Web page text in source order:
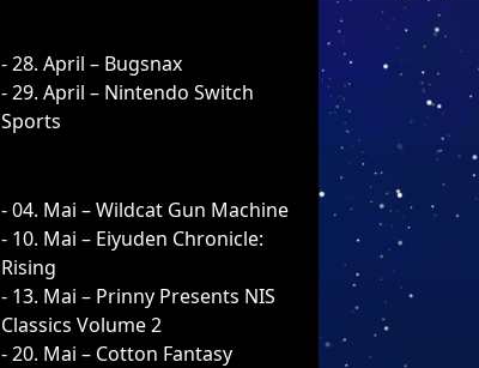
28. April – Bugsnax
29. April – Nintendo Switch
Sports
04. Mai – Wildcat Gun Machine
10. Mai – Eiyuden Chronicle:
Rising
13. Mai – Prinny Presents NIS
Classics Volume 2
20. Mai – Cotton Fantasy